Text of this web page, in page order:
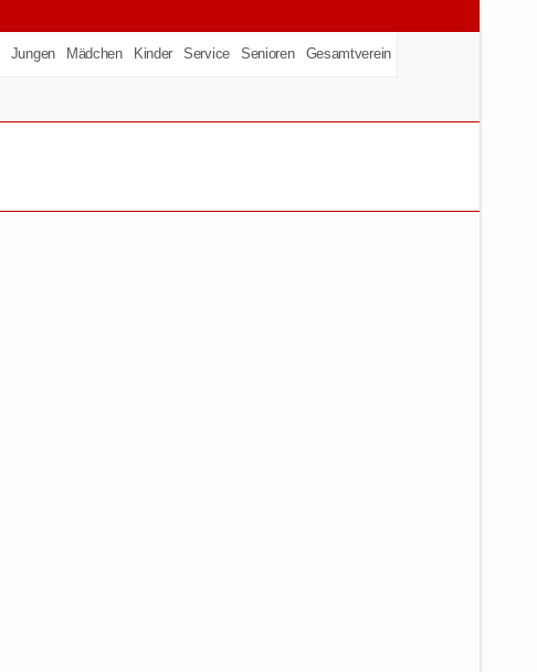
Jungen Mädchen Kinder Service Senioren Gesamtverein